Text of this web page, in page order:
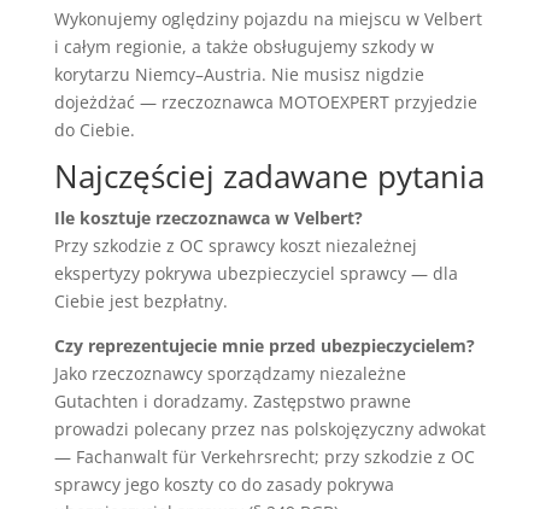
Wykonujemy oględziny pojazdu na miejscu w Velbert
i całym regionie, a także obsługujemy szkody w
korytarzu Niemcy–Austria. Nie musisz nigdzie
dojeżdżać — rzeczoznawca MOTOEXPERT przyjedzie
do Ciebie.
Najczęściej zadawane pytania
Ile kosztuje rzeczoznawca w Velbert?
Przy szkodzie z OC sprawcy koszt niezależnej
ekspertyzy pokrywa ubezpieczyciel sprawcy — dla
Ciebie jest bezpłatny.
Czy reprezentujecie mnie przed ubezpieczycielem?
Jako rzeczoznawcy sporządzamy niezależne
Gutachten i doradzamy. Zastępstwo prawne
prowadzi polecany przez nas polskojęzyczny adwokat
— Fachanwalt für Verkehrsrecht; przy szkodzie z OC
sprawcy jego koszty co do zasady pokrywa